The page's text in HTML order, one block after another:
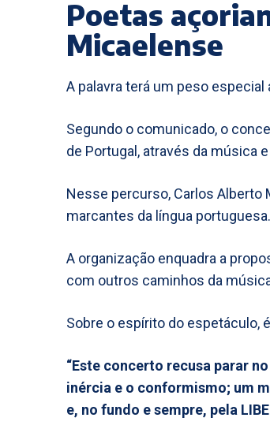
Poetas
Micaelense
A palavra terá um peso
Segundo o comunicado, o
de Portugal, através da música
Nesse percurso, Carlos Alberto
marcantes da língua portuguesa.
A organização enquadra a
com outros caminhos da
Sobre o espírito do espetáculo,
“Este concerto recusa parar
inércia e o conformismo; um
e, no fundo e sempre, pela